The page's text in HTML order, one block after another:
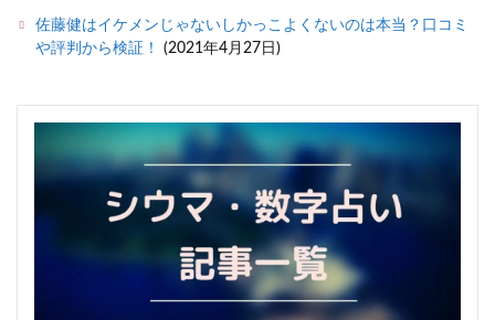
佐藤健はイケメンじゃないしかっこよくないのは本当？口コミ
や評判から検証！
(2021年4月27日)